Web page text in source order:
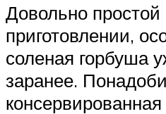
Довольно
приготовлении,
соленая горбуша
заранее.
консервированная